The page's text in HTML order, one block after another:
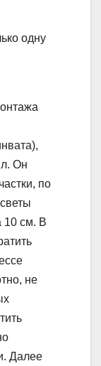
одну
Он
по
10 см. В
не
Далее